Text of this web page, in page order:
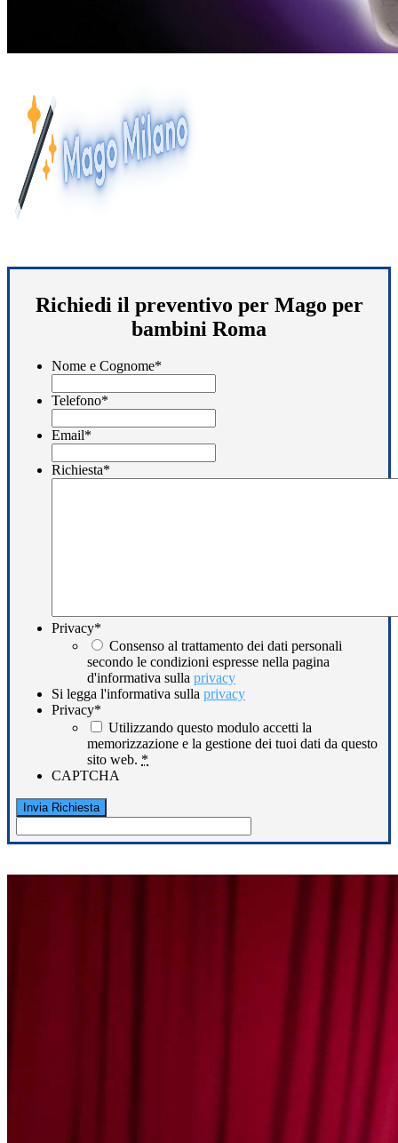
Richiedi il preventivo per Mago per
bambini Roma
Nome e Cognome*
Telefono*
Email*
Richiesta*
Privacy*
Consenso al trattamento dei dati personali
secondo le condizioni espresse nella pagina
d'informativa sulla privacy
Si legga l'informativa sulla privacy
Privacy*
Utilizzando questo modulo accetti la
memorizzazione e la gestione dei tuoi dati da questo
sito web. *
CAPTCHA